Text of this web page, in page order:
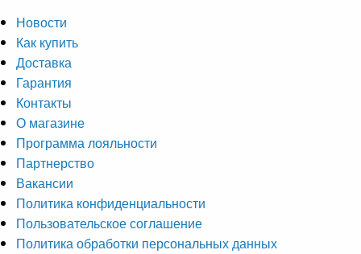
Новости
Как купить
Доставка
Гарантия
Контакты
О магазине
Программа лояльности
Партнерство
Вакансии
Политика конфиденциальности
Пользовательское соглашение
Политика обработки персональных данных